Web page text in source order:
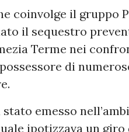
coinvolge il gruppo
il sequestro
Terme nei
di
emesso
ipotizzava un